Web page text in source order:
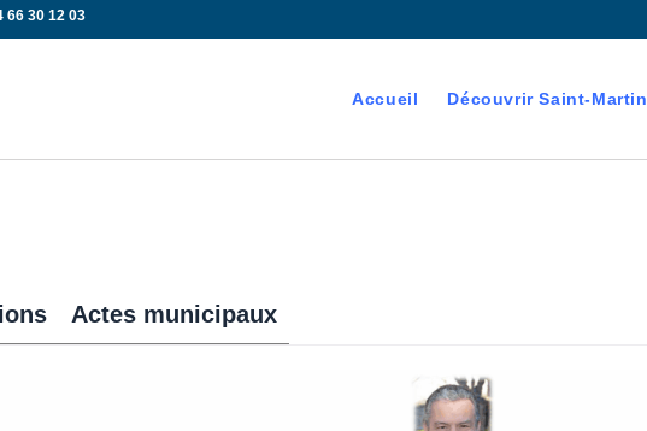
66 30 12 03
Accueil Découvrir Saint-Martin
Actes municipaux